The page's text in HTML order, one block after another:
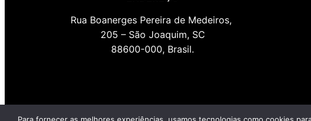
Rua Boanerges Pereira de Medeiros,
205 – São Joaquim, SC
88600-000, Brasil.